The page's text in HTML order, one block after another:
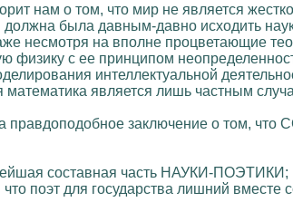
нам о том, что мир не является
должна была давным-давно исходить
несмотря на вполне процветающие
физику с ее принципом
интеллектуальной
математика является лишь частным
правдоподобное заключение о
составная часть НАУКИ-ПОЭТИКИ;
поэт для государства лишний вместе